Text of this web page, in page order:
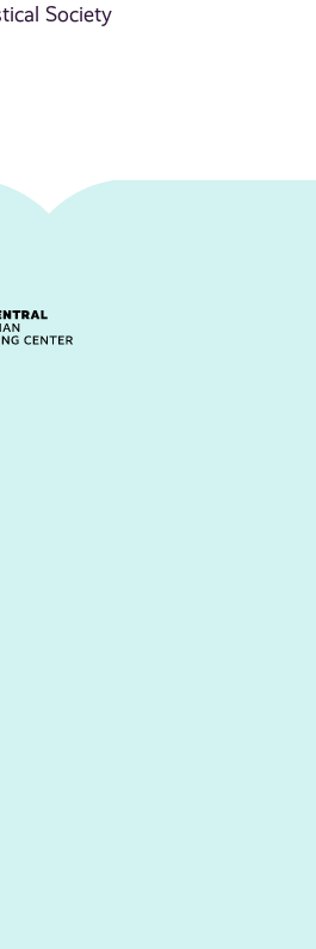
Society